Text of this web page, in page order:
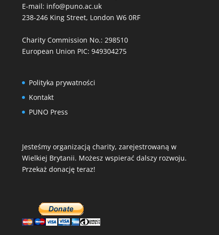
E-mail: info@puno.ac.uk
238-246 King Street, London W6 0RF
Charity Commission No.: 298510
European Union PIC: 949304275
Polityka prywatności
Kontakt
PUNO Press
Jesteśmy organizacją charity, zarejestrowaną w
Wielkiej Brytanii. Możesz wspierać dalszy rozwoju.
Przekaż donację teraz!